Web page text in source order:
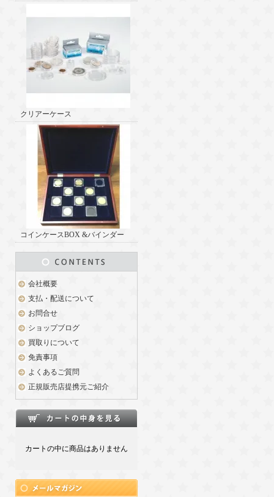
クリアーケース
コインケースBOX &バインダー
会社概要
支払・配送について
お問合せ
ショップブログ
買取りについて
免責事項
よくあるご質問
正規販売店提携元ご紹介
カートの中に商品はありません